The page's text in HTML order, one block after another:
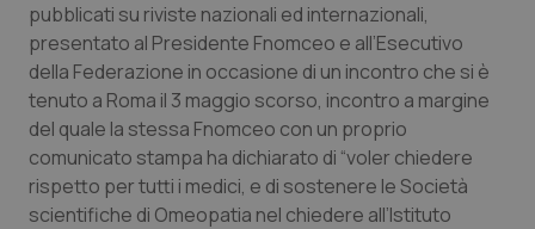
pubblicati su riviste nazionali ed internazionali,
presentato al Presidente Fnomceo e all’Esecutivo
della Federazione in occasione di un incontro che si è
tenuto a Roma il 3 maggio scorso, incontro a margine
del quale la stessa Fnomceo con un proprio
comunicato stampa ha dichiarato di “voler chiedere
rispetto per tutti i medici, e di sostenere le Società
scientifiche di Omeopatia nel chiedere all’Istituto